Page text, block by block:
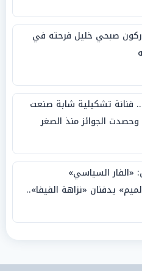
صبحي خليل فرحته في
فنانة تشكيلية شابة صنعت
وحصدت الجوائز منذ الصغر
«الفار السياسي»
يدفنان «نزاهة الفيفا»..